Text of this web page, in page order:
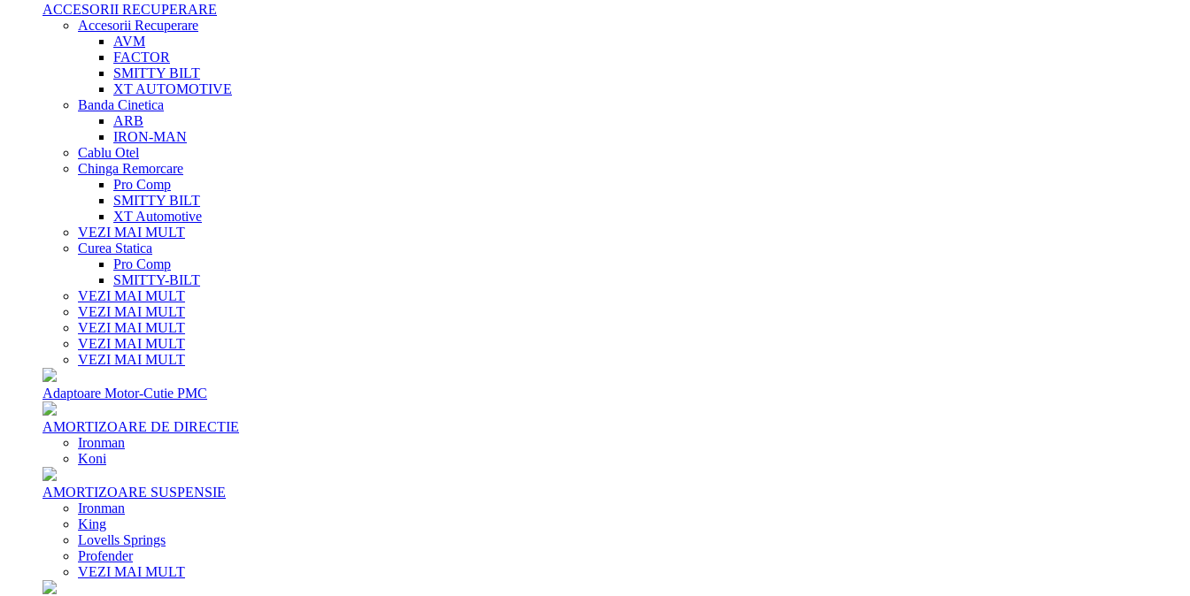
ACCESORII RECUPERARE
Accesorii Recuperare
AVM
FACTOR
SMITTY BILT
XT AUTOMOTIVE
Banda Cinetica
ARB
IRON-MAN
Cablu Otel
Chinga Remorcare
Pro Comp
SMITTY BILT
XT Automotive
VEZI MAI MULT
Curea Statica
Pro Comp
SMITTY-BILT
VEZI MAI MULT
VEZI MAI MULT
VEZI MAI MULT
VEZI MAI MULT
VEZI MAI MULT
Adaptoare Motor-Cutie PMC
AMORTIZOARE DE DIRECTIE
Ironman
Koni
AMORTIZOARE SUSPENSIE
Ironman
King
Lovells Springs
Profender
VEZI MAI MULT